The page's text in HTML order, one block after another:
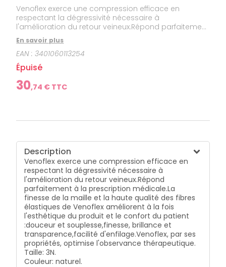
Venoflex exerce une compression efficace en
respectant la dégressivité nécessaire à
l'amélioration du retour veineux.Répond parfaitement
à la prescription médicale.La finesse de la maille et
la haute qualité des fibres élastiques de Venoflex
améliorent à la fois l'esthétique du produit et le
confort du patient :douceur et souplesse,finesse,
brillance et transparence,facilité d'enfilage.Venoflex,
par ses propriétés, optimise l'observance
thérapeutique.Taille: 3N.Couleur: naturel.
En savoir plus
EAN :3401060113254
Épuisé
30,74 € TTC
Description
Venoflex exerce une compression efficace en
respectant la dégressivité nécessaire à
l'amélioration du retour veineux.Répond
parfaitement à la prescription médicale.La
finesse de la maille et la haute qualité des fibres
élastiques de Venoflex améliorent à la fois
l'esthétique du produit et le confort du patient
:douceur et souplesse,finesse, brillance et
transparence,facilité d'enfilage.Venoflex, par ses
propriétés, optimise l'observance thérapeutique.
Taille: 3N.
Couleur: naturel.